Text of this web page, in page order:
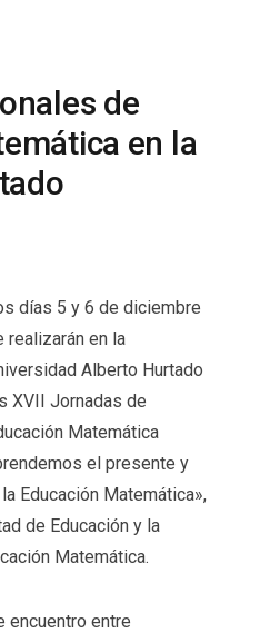
de
en la
días 5 y 6 de diciembre
realizarán en la
Alberto Hurtado
XVII Jornadas de
Matemática
el presente y
Educación Matemática»,
de Educación y la
Matemática.
encuentro entre